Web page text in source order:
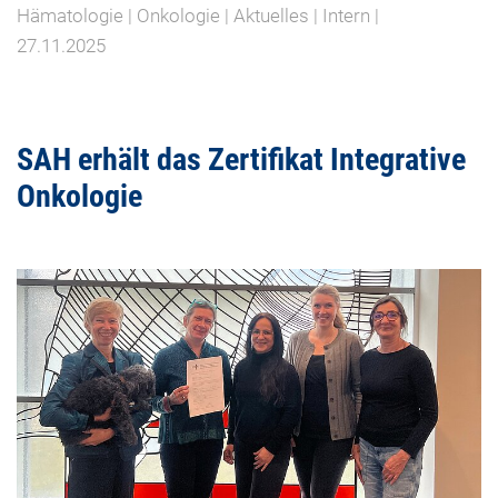
Hämatologie | Onkologie | Aktuelles | Intern |
27.11.2025
SAH erhält das Zertifikat Integrative
Onkologie